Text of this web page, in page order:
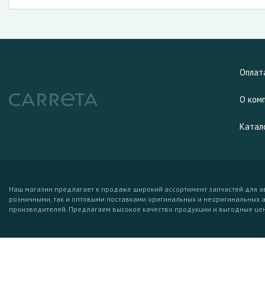
О
Наш магазин предлагает к продаже широкий ассортимент запчастей для
розничными, так и оптовыми поставками оригинальных и неоригинальных
производителей. Предлагаем высокое качество продукции и выгодные